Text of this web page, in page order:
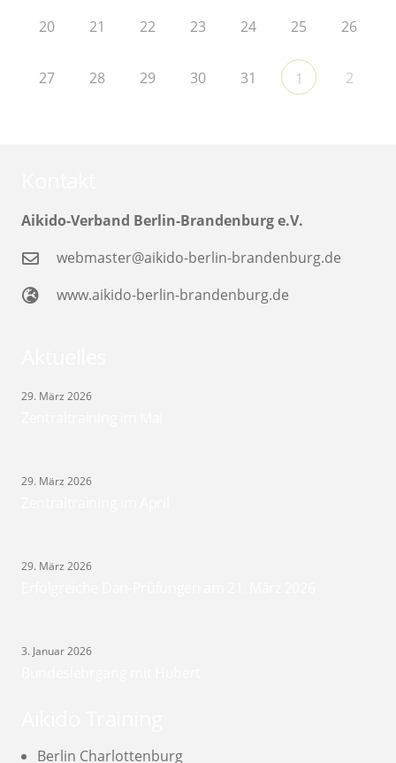
20 21 22 23 24 25 26
27 28 29 30 31 1 2
Aikido-Verband Berlin-Brandenburg e.V.
webmaster@aikido-berlin-brandenburg.de
www.aikido-berlin-brandenburg.de
29. März 2026
29. März 2026
29. März 2026
3. Januar 2026
Berlin Charlottenburg